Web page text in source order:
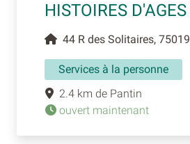
HISTOIRES
44 R des Solitaires,
Services à la personne
2.4 km de Pantin
ouvert maintenant